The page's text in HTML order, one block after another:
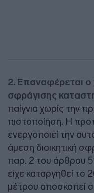
2. Επαναφέρεται
σφράγισης
παίγνια χωρίς την
πιστοποίηση. Η
ενεργοποιεί την
άμεση διοικητική
παρ. 2 του άρθρου
είχε καταργηθεί
μέτρου αποσκοπεί